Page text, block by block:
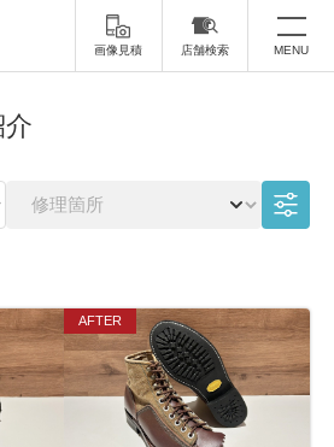
画像見積 店舗検索 MENU
靴磨き
時計修理・電池交換
合鍵の作製